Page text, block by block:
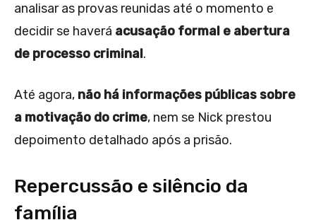
analisar as provas reunidas até o momento e
decidir se haverá acusação formal e abertura
de processo criminal.
Até agora, não há informações públicas sobre
a motivação do crime, nem se Nick prestou
depoimento detalhado após a prisão.
Repercussão e silêncio da
família